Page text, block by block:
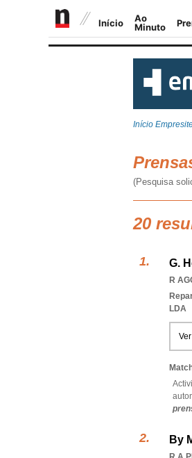
Início
(Pesquisa
20
G.
R
LDA
By